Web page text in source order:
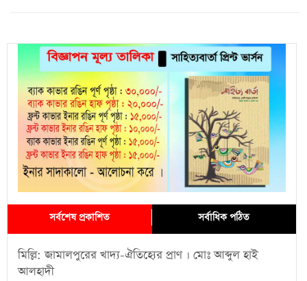
সর্বশেষ প্রকাশিত সর্বাধিক পঠিত
মিল্লি: জামালপুরের খাদ্য-ঐতিহ্যের প্রাণ । মোঃ আব্দুল হাই
আলহাদী